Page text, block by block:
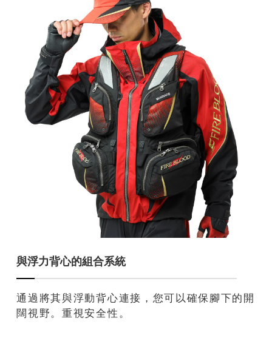
與浮力背心的組合系統
通過將其與浮動背心連接，您可以確保腳下的開
闊視野。重視安全性。